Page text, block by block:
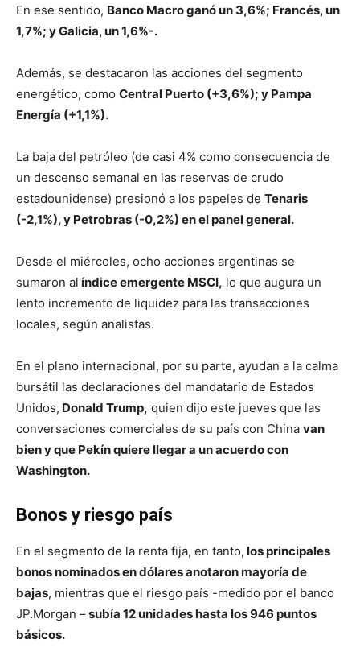
En ese sentido, Banco Macro ganó un 3,6%; Francés, un
1,7%; y Galicia, un 1,6%-.
Además, se destacaron las acciones del segmento
energético, como Central Puerto (+3,6%); y Pampa
Energía (+1,1%).
La baja del petróleo (de casi 4% como consecuencia de
un descenso semanal en las reservas de crudo
estadounidense) presionó a los papeles de Tenaris
(-2,1%), y Petrobras (-0,2%) en el panel general.
Desde el miércoles, ocho acciones argentinas se
sumaron al índice emergente MSCI, lo que augura un
lento incremento de liquidez para las transacciones
locales, según analistas.
En el plano internacional, por su parte, ayudan a la calma
bursátil las declaraciones del mandatario de Estados
Unidos, Donald Trump, quien dijo este jueves que las
conversaciones comerciales de su país con China van
bien y que Pekín quiere llegar a un acuerdo con
Washington.
Bonos y riesgo país
En el segmento de la renta fija, en tanto, los principales
bonos nominados en dólares anotaron mayoría de
bajas, mientras que el riesgo país -medido por el banco
JP.Morgan –subía 12 unidades hasta los 946 puntos
básicos.